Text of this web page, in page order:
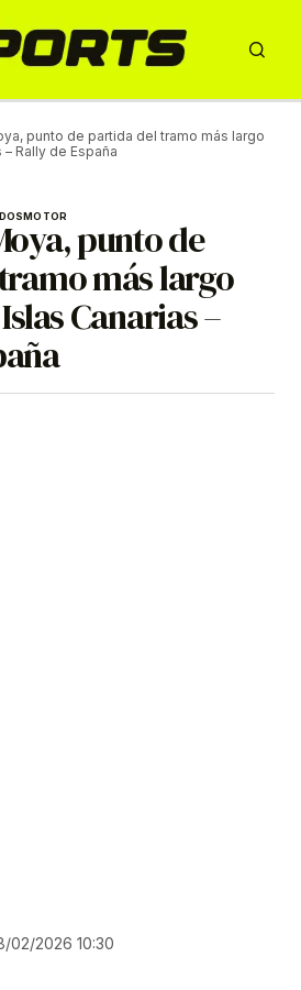
punto de partida del tramo más largo
Rally de España
MOTOR punto de
más largo
Canarias –
02/2026 10:30